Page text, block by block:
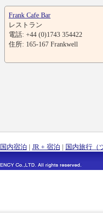
Frank Cafe Bar
レストラン
電話: +44 (0)1743 354422
住所: 165-167 Frankwell
国内宿泊 | JR + 宿泊 | 国内旅行（